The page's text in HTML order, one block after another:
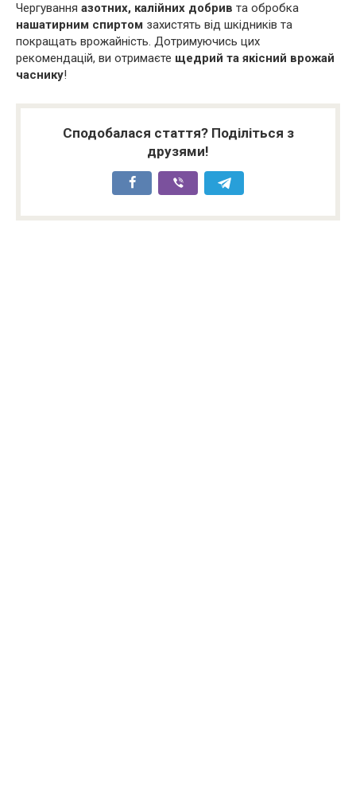
Чергування азотних, калійних добрив та обробка
нашатирним спиртом захистять від шкідників та
покращать врожайність. Дотримуючись цих
рекомендацій, ви отримаєте щедрий та якісний врожай
часнику!
Сподобалася стаття? Поділіться з
друзями!